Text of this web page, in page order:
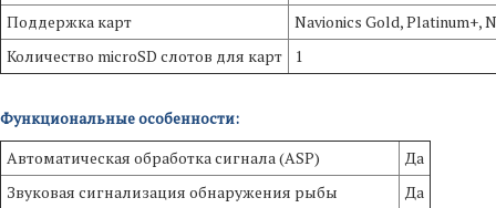
Поддержка карт
Navionics Gold, Platinum+,
Количество microSD слотов для карт
1
Функциональные особенности:
Автоматическая обработка сигнала (ASP)
Да
Звуковая сигнализация обнаружения рыбы
Да